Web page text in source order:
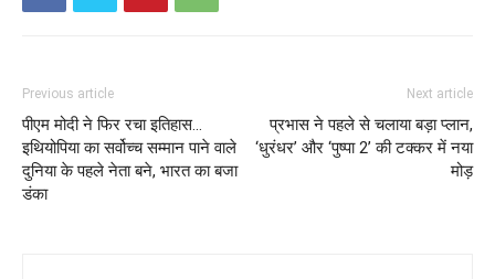
Previous article
पीएम मोदी ने फिर रचा इतिहास…
इथियोपिया का सर्वोच्च सम्मान पाने वाले
दुनिया के पहले नेता बने, भारत का बजा
डंका
Next article
प्रभास ने पहले से चलाया बड़ा प्लान,
‘धुरंधर’ और ‘पुष्पा 2’ की टक्कर में नया
मोड़